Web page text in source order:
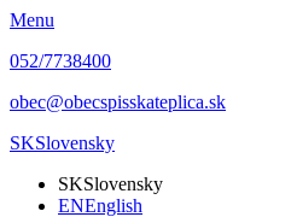
Menu
052/7738400
obec@obecspisskateplica.sk
SKSlovensky
SKSlovensky
ENEnglish